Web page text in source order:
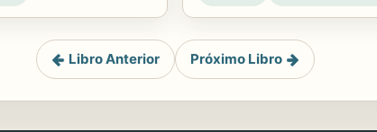
Libro Anterior Próximo Libro